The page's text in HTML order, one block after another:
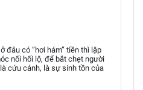
đâu có “hơi hám” tiền thì lập
nối hối lộ, để bắt chẹt người
cứu cánh, là sự sinh tồn của